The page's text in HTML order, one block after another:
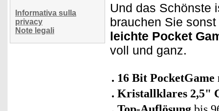
Informativa sulla
privacy
Note legali
Und das Schönste
brauchen Sie
leichte Pocket
voll und ganz.
16 Bit
Kristallklares 2,5"